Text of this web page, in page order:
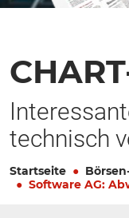
technisch
Startseite
Software AG: